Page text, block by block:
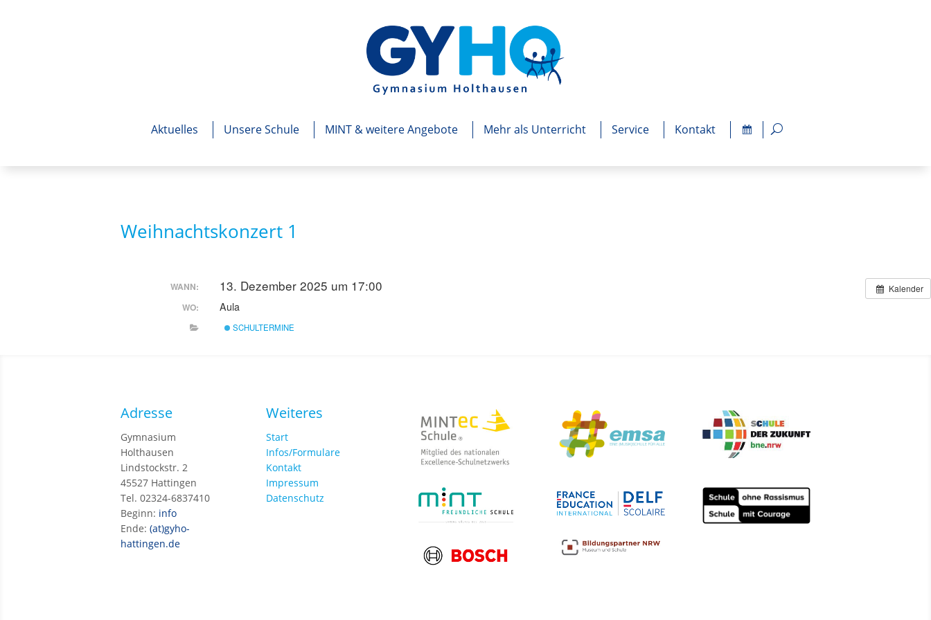
Aktuelles Unsere Schule MINT & weitere Angebote Mehr als Unterricht Service Kontakt
Weihnachtskonzert 1
Kalender
WANN: 13. Dezember 2025 um 17:00
WO: Aula
SCHULTERMINE
Adresse
Gymnasium
Holthausen
Lindstockstr. 2
45527 Hattingen
Tel. 02324-6837410
Beginn: info
Ende:(at)gyho-
hattingen.de
Weiteres
Start
Infos/Formulare
Kontakt
Impressum
Datenschutz